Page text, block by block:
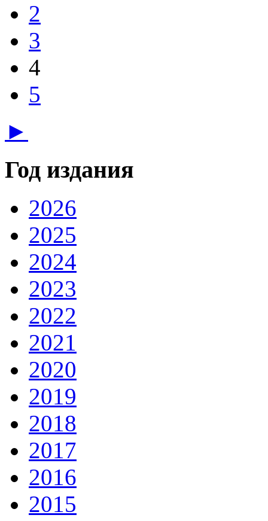
2
3
4
5
►
Год издания
2026
2025
2024
2023
2022
2021
2020
2019
2018
2017
2016
2015